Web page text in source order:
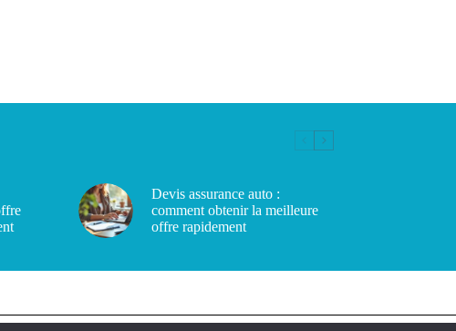
Devis assurance auto :
comment obtenir la meilleure
offre rapidement